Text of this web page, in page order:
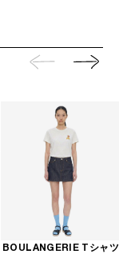
BOULANGERIE Tシャツ